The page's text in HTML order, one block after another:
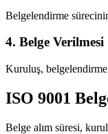
Belgelendirme
4. Belge Verilmesi
Kuruluş,
ISO 9001
Belge alım süresi,